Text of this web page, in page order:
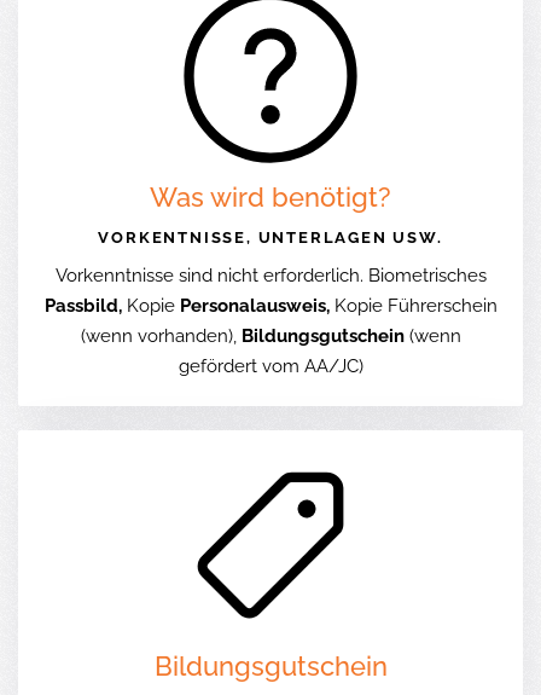
Was wird benötigt?
VORKENTNISSE, UNTERLAGEN USW.
Vorkenntnisse sind nicht erforderlich. Biometrisches
Passbild,Kopie Personalausweis,Kopie Führerschein
(wenn vorhanden), Bildungsgutschein(wenn
gefördert vom AA/JC)
Bildungsgutschein